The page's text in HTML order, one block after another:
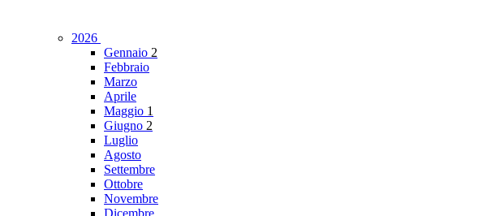
2026
Gennaio 2
Febbraio
Marzo
Aprile
Maggio 1
Giugno 2
Luglio
Agosto
Settembre
Ottobre
Novembre